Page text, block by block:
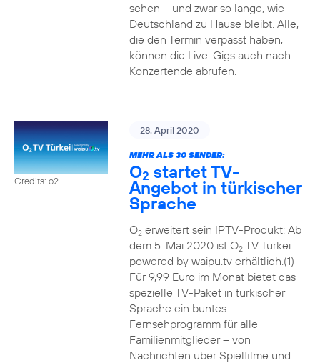
sehen – und zwar so lange, wie
Deutschland zu Hause bleibt. Alle,
die den Termin verpasst haben,
können die Live-Gigs auch nach
Konzertende abrufen.
Credits: o2
28. April 2020
MEHR ALS 30 SENDER:
O2 startet TV-
Angebot in türkischer
Sprache
O2erweitert sein IPTV-Produkt: Ab
dem 5. Mai 2020 ist O2TV Türkei
powered by waipu.tv erhältlich.(1)
Für 9,99 Euro im Monat bietet das
spezielle TV-Paket in türkischer
Sprache ein buntes
Fernsehprogramm für alle
Familienmitglieder – von
Nachrichten über Spielfilme und